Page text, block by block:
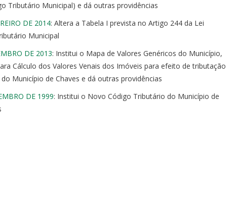
Tributário Municipal) e dá outras providências
DE 2014: Altera a Tabela I prevista no Artigo 244 da Lei
Municipal
DE 2013: Institui o Mapa de Valores Genéricos do Município,
Cálculo dos Valores Venais dos Imóveis para efeito de tributação
Município de Chaves e dá outras providências
DE 1999: Institui o Novo Código Tributário do Município de